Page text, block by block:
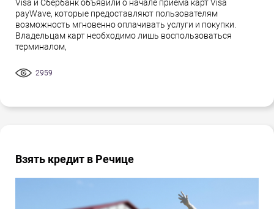
Visa и Сбербанк объявили о начале приема карт Visa
payWave, которые предоставляют пользователям
возможность мгновенно оплачивать услуги и покупки.
Владельцам карт необходимо лишь воспользоваться
терминалом,
2959
Взять кредит в Речице